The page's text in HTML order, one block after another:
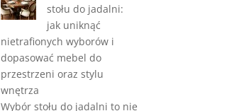
stołu do jadalni:
jak uniknąć
nietrafionych wyborów i
dopasować mebel do
przestrzeni oraz stylu
wnętrza
Wybór stołu do jadalni to nie